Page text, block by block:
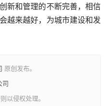
新和管理的不断完善，相信
越来越好，为城市建设和发
原创发布。
司
以侵权处理。